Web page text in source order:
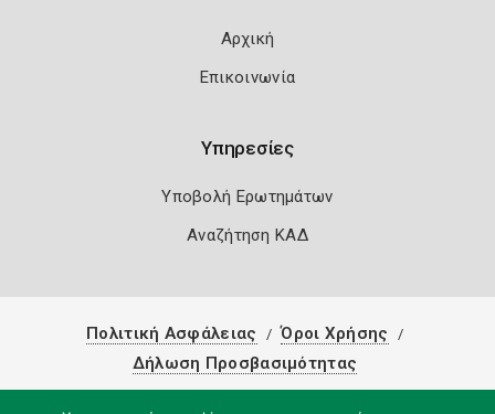
Αρχική
Επικοινωνία
Υπηρεσίες
Υποβολή Ερωτημάτων
Αναζήτηση ΚΑΔ
Πολιτική Ασφάλειας
Όροι Χρήσης
Δήλωση Προσβασιμότητας